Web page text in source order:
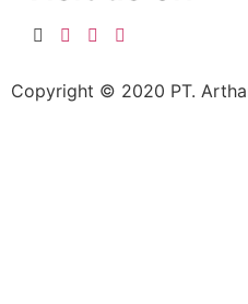
Copyright © 2020 PT.